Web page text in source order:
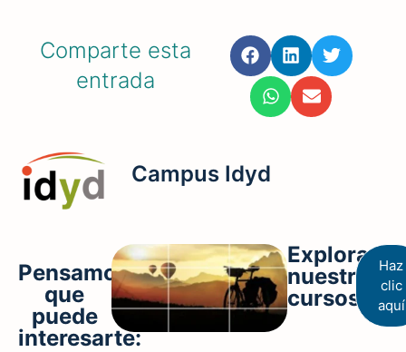
Pensamos
que
puede
interesarte:
Explora
nuestros
cursos
Haz
clic
aquí
Comparte esta
entrada
Campus Idyd